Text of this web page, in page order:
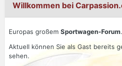
Willkommen bei
Europas großem Sportwagen-Forum.
Aktuell können Sie als Gast bereits
sehen.